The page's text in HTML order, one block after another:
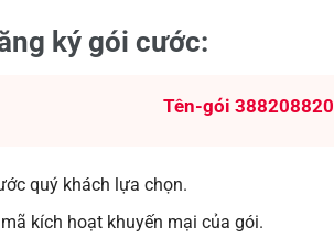
ký gói cước:
Tên-gói 388208820
quý khách lựa chọn.
kích hoạt khuyến mại của gói.